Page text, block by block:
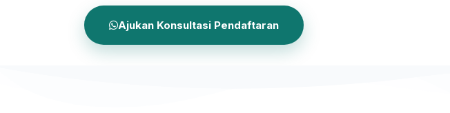
Ajukan Konsultasi Pendaftaran